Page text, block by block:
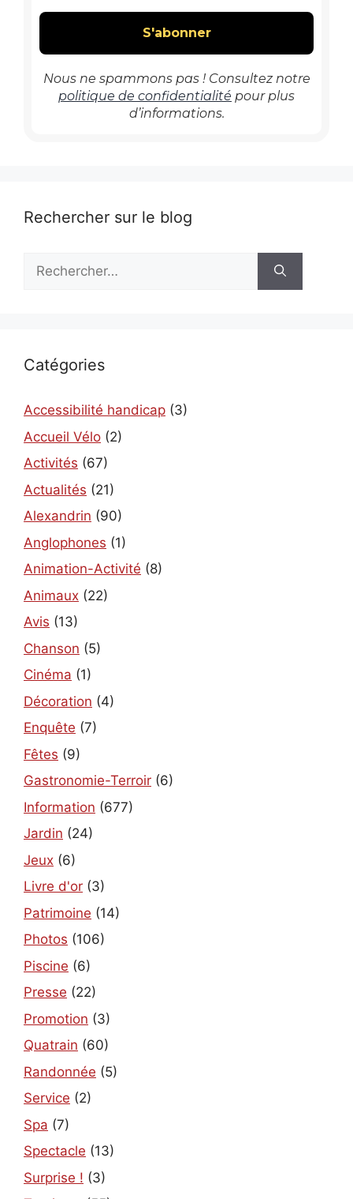
Nous ne spammons pas ! Consultez notre
politique de confidentialité pour plus
d’informations.
Rechercher sur le blog
Rechercher :
Catégories
Accessibilité handicap (3)
Accueil Vélo (2)
Activités (67)
Actualités (21)
Alexandrin (90)
Anglophones (1)
Animation-Activité (8)
Animaux (22)
Avis (13)
Chanson (5)
Cinéma (1)
Décoration (4)
Enquête (7)
Fêtes (9)
Gastronomie-Terroir (6)
Information (677)
Jardin (24)
Jeux (6)
Livre d'or (3)
Patrimoine (14)
Photos (106)
Piscine (6)
Presse (22)
Promotion (3)
Quatrain (60)
Randonnée (5)
Service (2)
Spa (7)
Spectacle (13)
Surprise ! (3)